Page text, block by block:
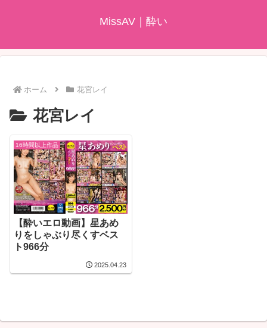
MissAV｜酔い
ホーム 花宮レイ
花宮レイ
16時間以上作品
【酔いエロ動画】星あめ
りをしゃぶり尽くすベス
ト966分
2025.04.23